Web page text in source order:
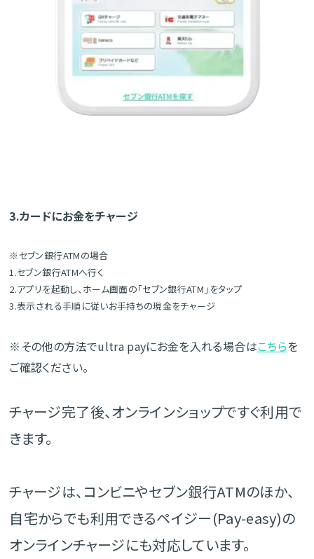
3.カードにお金をチャージ
※セブン銀行ATMの場合
1.セブン銀行ATMへ行く
2.アプリを起動し、ホーム画面の「セブン銀行ATM」をタップ
3.表示される手順に従いお手持ちの現金をチャージ
※その他の方法でultra payにお金を入れる場合はこちらを
ご確認ください。
チャージ完了後、オンラインショップですぐ利用で
きます。
チャージは、コンビニやセブン銀行ATMのほか、
自宅からでも利用できるペイジー(Pay-easy)の
オンラインチャージにも対応しています。